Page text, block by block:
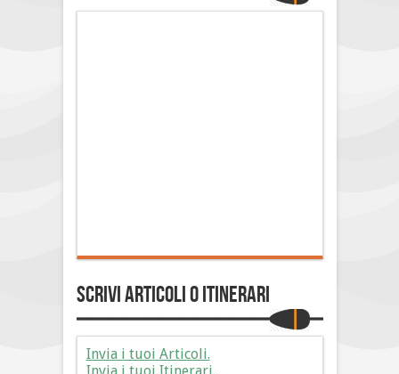
Scrivi Articoli o Itinerari
Invia i tuoi Articoli.